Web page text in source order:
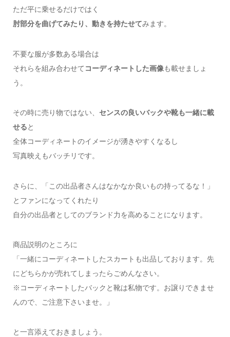
ただ平に乗せるだけではく
肘部分を曲げてみたり、動きを持たせてみます。
不要な服が多数ある場合は
それらを組み合わせて コーディネートした画像も載せましょ
う。
その時に売り物ではない、 センスの良いバックや靴も一緒に載
せると
全体コーディネートのイメージが湧きやすくなるし
写真映えもバッチリです。
さらに、「この出品者さんはなかなか良いもの持ってるな！」
とファンになってくれたり
自分の出品者としてのブランド力を高めることになります。
商品説明のところに
「一緒にコーディネートしたスカートも出品しております。先
にどちらかが売れてしまったらごめんなさい。
※コーディネートしたバックと靴は私物です。お譲りできませ
んので、ご注意下さいませ。」
と一言添えておきましょう。